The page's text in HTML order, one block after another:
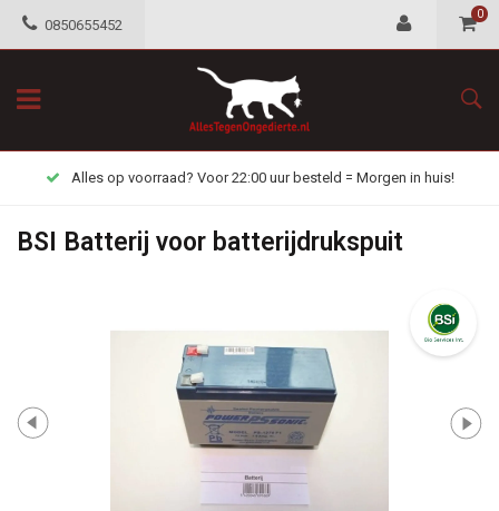
0850655452
0
Alles op voorraad? Voor 22:00 uur besteld = Morgen in huis!
BSI Batterij voor batterijdrukspuit